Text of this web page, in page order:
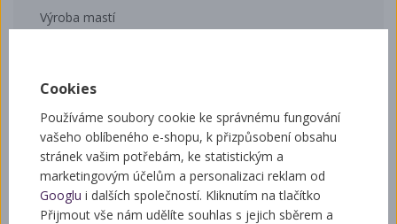
Výroba mastí
Související zboží
Isolda- krém na ruce se včelím voskem
Cookies
Používáme soubory cookie ke správnému fungování
vašeho oblíbeného e-shopu, k přizpůsobení obsahu
stránek vašim potřebám, ke statistickým a
marketingovým účelům a personalizaci reklam od
Googlu i dalších společností. Kliknutím na tlačítko
Přijmout vše nám udělíte souhlas s jejich sběrem a